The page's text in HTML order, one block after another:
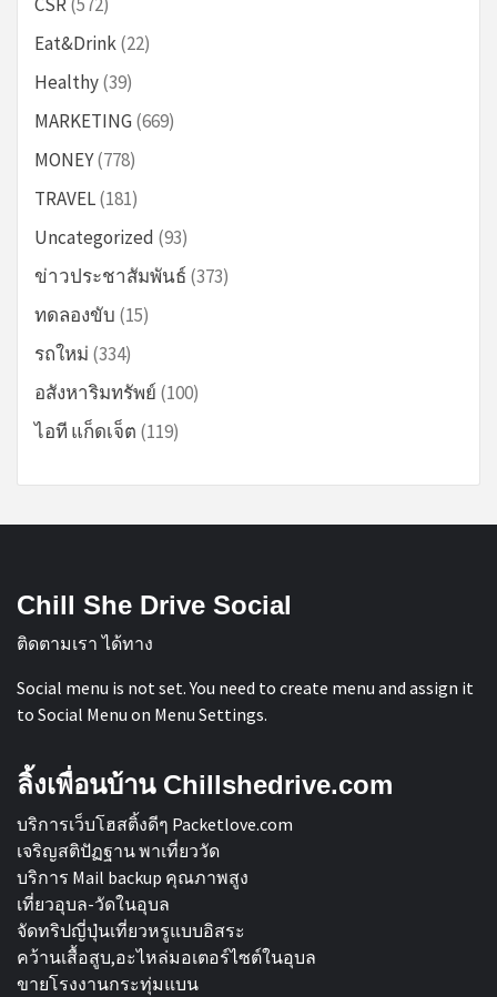
Eat&Drink(22)
Healthy(39)
MARKETING(669)
MONEY(778)
TRAVEL(181)
Uncategorized (93)
ข่าวประชาสัมพันธ์ (373)
ทดลองขับ (15)
รถใหม่ (334)
อสังหาริมทรัพย์ (100)
ไอที แก็ดเจ็ต (119)
Chill She Drive Social
ติดตามเรา ได้ทาง
Social menu is not set. You need to create menu and assign it
to Social Menu on Menu Settings.
ลิ้งเพื่อนบ้าน Chillshedrive.com
บริการเว็บโฮสติ้งดีๆ Packetlove.com
เจริญสติปัฏฐาน พาเที่ยววัด
บริการ Mail backup คุณภาพสูง
เที่ยวอุบล-วัดในอุบล
จัดทริปญี่ปุ่นเที่ยวหรูแบบอิสระ
คว้านเสื้อสูบ,อะไหล่มอเตอร์ไซต์ในอุบล
ขายโรงงานกระทุ่มแบน